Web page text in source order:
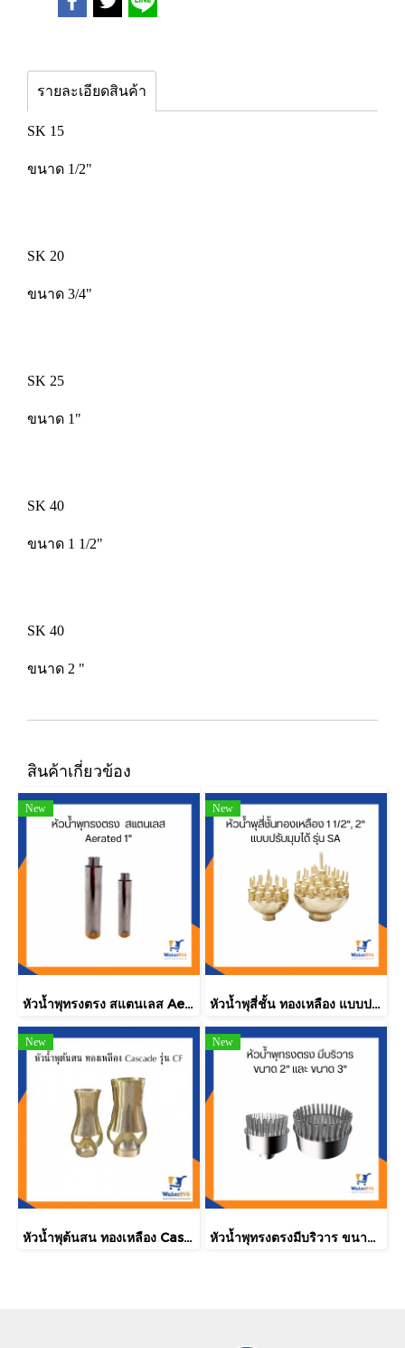
รายละเอียดสินค้า
SK 15
ขนาด 1/2"
SK 20
ขนาด 3/4"
SK 25
ขนาด 1"
SK 40
ขนาด 1 1/2"
SK 40
ขนาด 2 "
สินค้าเกี่ยวข้อง
New
หัวน้ำพุทรงตรง สแตนเลส Aerated 1"
New
หัวน้ำพุสี่ชั้น ทองเหลือง แบบปรับมุมได้ รุ่น SA
New
หัวน้ำพุต้นสน ทองเหลือง Cascade รุ่น CF
New
หัวน้ำพุทรงตรงมีบริวาร ขนาด 2 นิ้ว เเละขนาด 3 นิ้ว (น้ำออกแบบทรงสาน)